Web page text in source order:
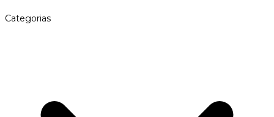
Categorias